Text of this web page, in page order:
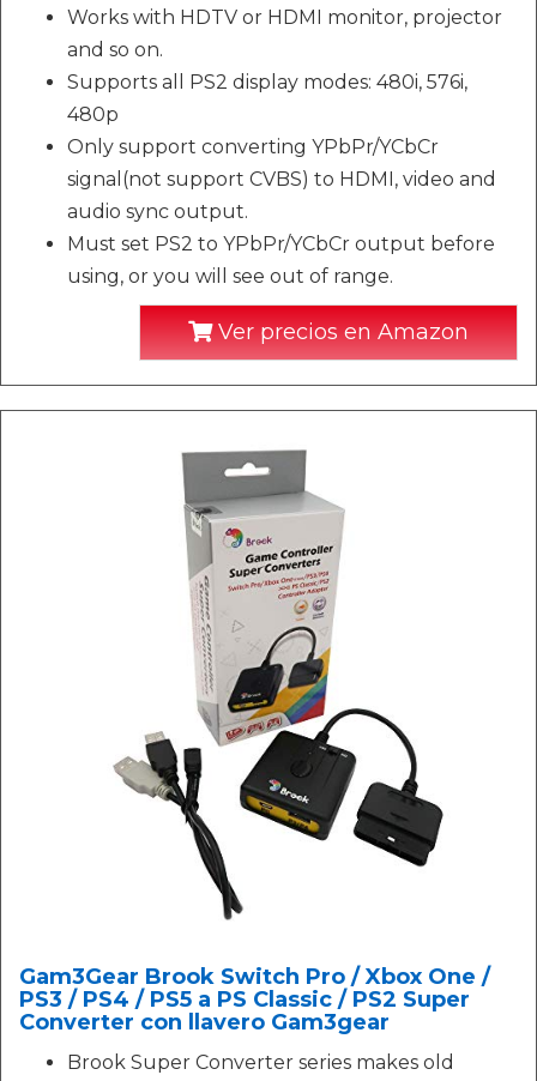
Works with HDTV or HDMI monitor, projector
and so on.
Supports all PS2 display modes: 480i, 576i,
480p
Only support converting YPbPr/YCbCr
signal(not support CVBS) to HDMI, video and
audio sync output.
Must set PS2 to YPbPr/YCbCr output before
using, or you will see out of range.
Ver precios en Amazon
Gam3Gear Brook Switch Pro / Xbox One /
PS3 / PS4 / PS5 a PS Classic / PS2 Super
Converter con llavero Gam3gear
Brook Super Converter series makes old